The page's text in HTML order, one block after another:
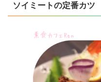
ソイミートの定番カツ